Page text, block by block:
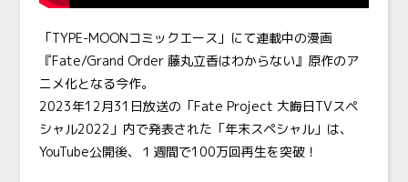
「TYPE-MOONコミックエース」にて連載中の漫画
『Fate/Grand Order 藤丸立香はわからない』原作のア
ニメ化となる今作。
2023年12月31日放送の「Fate Project 大晦日TVスペ
シャル2022」内で発表された「年末スペシャル」は、
YouTube公開後、１週間で100万回再生を突破！